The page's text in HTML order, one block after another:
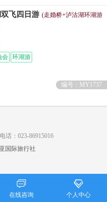
飞四日游 (走婚桥+泸沽湖环湖游
会 环湖游
编号：MY1737
话：023-86915016
国际旅行社

在线咨询

个人中心